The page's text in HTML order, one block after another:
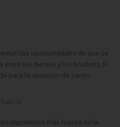
las oportunidades de que se
entre los dientes y los brackets, lo
para la aparición de caries.
imprimimos más fuerza de la